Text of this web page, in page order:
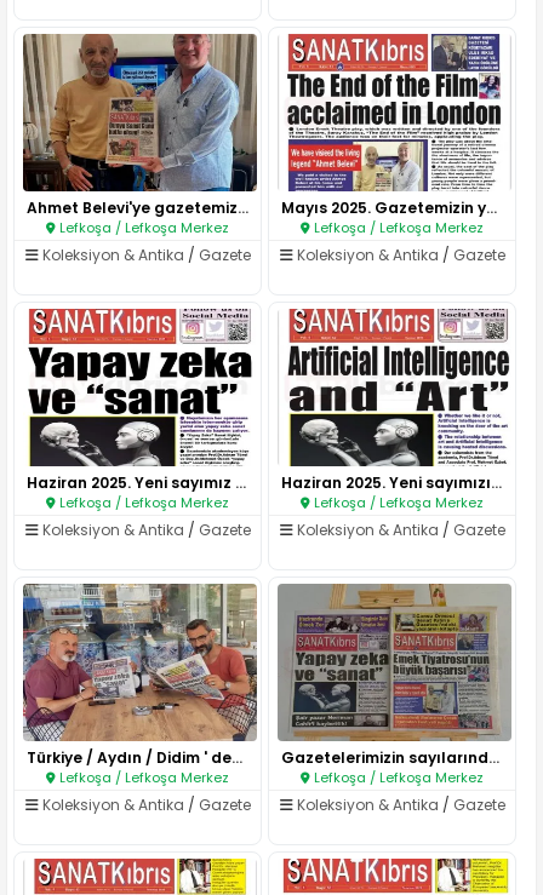
Ahmet Belevi'ye gazetemizi tes..
Lefkoşa / Lefkoşa Merkez
Koleksiyon & Antika / Gazete
Mayıs 2025. Gazetemizin yeni s..
Lefkoşa / Lefkoşa Merkez
Koleksiyon & Antika / Gazete
Haziran 2025. Yeni sayımız dağ..
Lefkoşa / Lefkoşa Merkez
Koleksiyon & Antika / Gazete
Haziran 2025. Yeni sayımızın i..
Lefkoşa / Lefkoşa Merkez
Koleksiyon & Antika / Gazete
Türkiye / Aydın / Didim ' den ..
Lefkoşa / Lefkoşa Merkez
Koleksiyon & Antika / Gazete
Gazetelerimizin sayılarından b..
Lefkoşa / Lefkoşa Merkez
Koleksiyon & Antika / Gazete